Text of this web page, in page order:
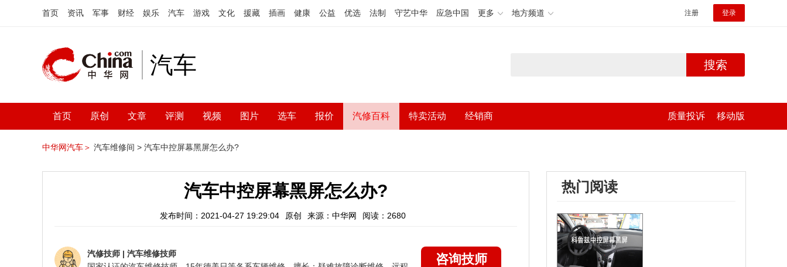
首页 资讯 军事 财经 娱乐 汽车 游戏 文化 援藏 插画 健康 公益 优选 法制 守艺中华 应急中国 更多 地方频道 注册 登录
汽车 搜索
首页 原创 文章 评测 视频 图片 选车 报价 汽修百科 特卖活动 经销商 质量投诉 移动版
中华网汽车＞ 汽车维修间 > 汽车中控屏幕黑屏怎么办?
汽车中控屏幕黑屏怎么办?
发布时间：2021-04-27 19:29:04 原创 来源：中华网 阅读：2680
汽修技师 | 汽车维修技师
咨询技师
热门阅读